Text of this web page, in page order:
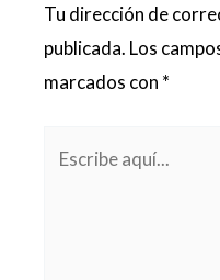
Tu dirección de
publicada. Los
marcados con *